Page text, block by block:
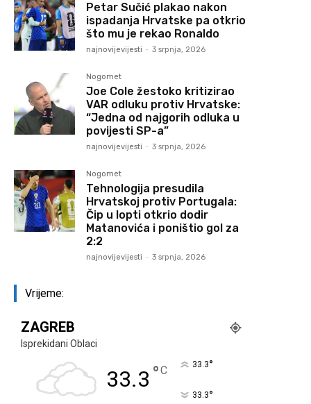
Petar Sučić plakao nakon
ispadanja Hrvatske pa otkrio
što mu je rekao Ronaldo
najnovijevijesti - 3 srpnja, 2026
Nogomet
Joe Cole žestoko kritizirao
VAR odluku protiv Hrvatske:
“Jedna od najgorih odluka u
povijesti SP-a”
najnovijevijesti - 3 srpnja, 2026
Nogomet
Tehnologija presudila
Hrvatskoj protiv Portugala:
Čip u lopti otkrio dodir
Matanovića i poništio gol za
2:2
najnovijevijesti - 3 srpnja, 2026
Vrijeme:
ZAGREB
Isprekidani Oblaci
33.3 °C 33.3°
33.3°